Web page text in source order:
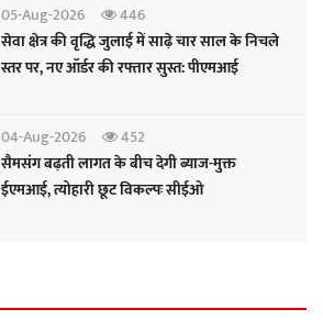
05-Aug-2026
446
सेवा क्षेत्र की वृद्धि जुलाई में साढ़े चार साल के निचले
स्तर पर, नए ऑर्डर की रफ्तार सुस्त: पीएमआई
04-Aug-2026
452
सैमसंग बढ़ती लागत के बीच देगी ब्याज-मुक्त
ईएमआई, त्योहारी छूट विकल्पः सीईओ